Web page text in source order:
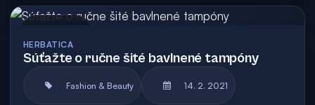
HERBATICA
Súťažte o ručne šité bavlnené tampóny
Fashion & Beauty 14. 2. 2021